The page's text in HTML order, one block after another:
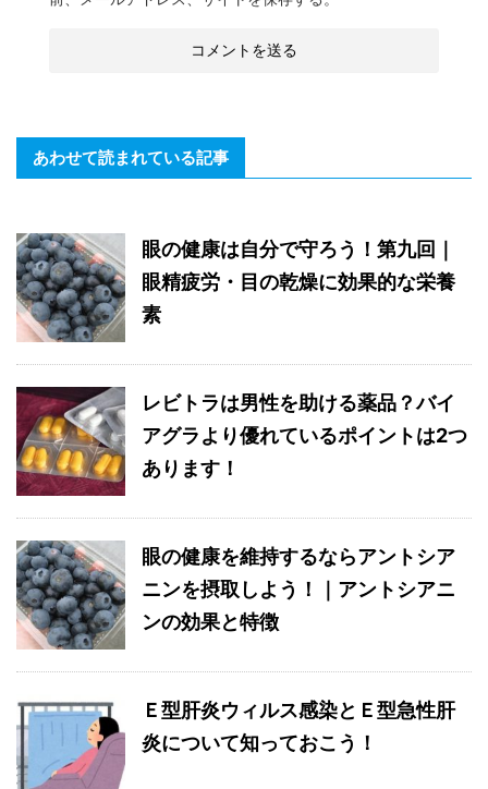
あわせて読まれている記事
眼の健康は自分で守ろう！第九回｜
眼精疲労・目の乾燥に効果的な栄養
素
レビトラは男性を助ける薬品？バイ
アグラより優れているポイントは2つ
あります！
眼の健康を維持するならアントシア
ニンを摂取しよう！｜アントシアニ
ンの効果と特徴
Ｅ型肝炎ウィルス感染とＥ型急性肝
炎について知っておこう！